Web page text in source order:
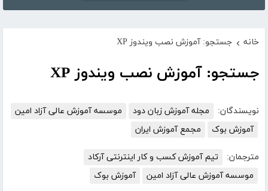
خانه › جستجو: آموزش نصب ویندوز XP
جستجو: آموزش نصب ویندوز XP
نویسندگان: مجله آموزش زبان دود
موسسه آموزش عالی آزاد امین
آموزش بوک
مجمع آموزش ایران
مترجمان:
تیم آموزش کسب و کار اینترنتی آرکاد
موسسه آموزش عالی آزاد امین
آموزش بوک